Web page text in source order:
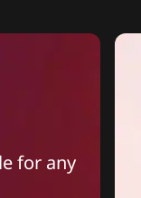
for any